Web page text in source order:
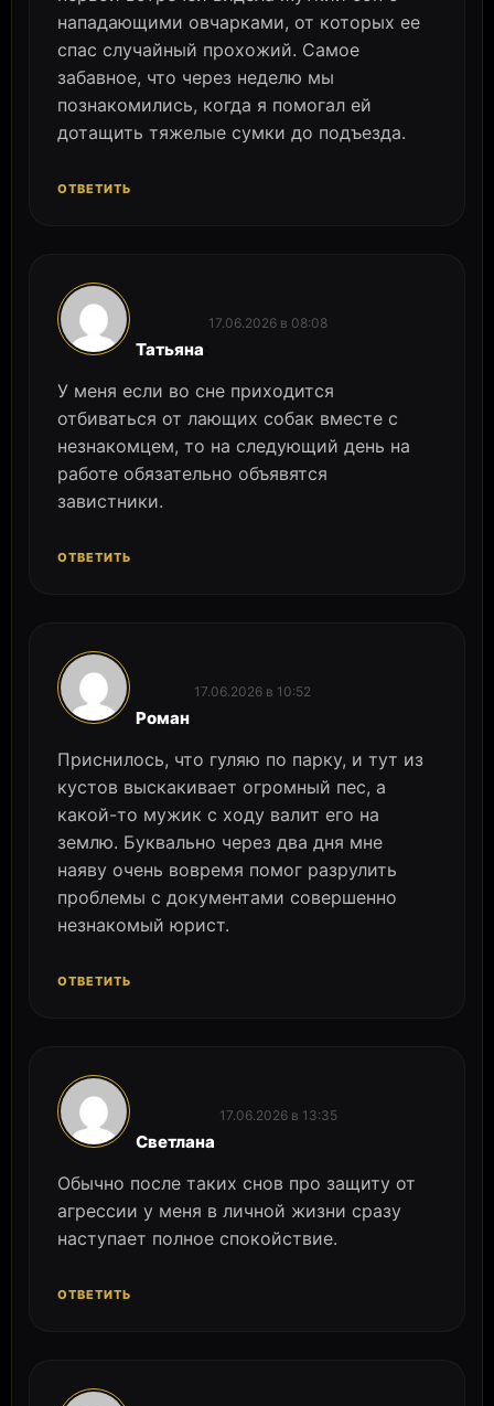
нападающими овчарками, от которых ее
спас случайный прохожий. Самое
забавное, что через неделю мы
познакомились, когда я помогал ей
дотащить тяжелые сумки до подъезда.
ОТВЕТИТЬ
Татьяна
17.06.2026 в 08:08
У меня если во сне приходится
отбиваться от лающих собак вместе с
незнакомцем, то на следующий день на
работе обязательно объявятся
завистники.
ОТВЕТИТЬ
Роман
17.06.2026 в 10:52
Приснилось, что гуляю по парку, и тут из
кустов выскакивает огромный пес, а
какой-то мужик с ходу валит его на
землю. Буквально через два дня мне
наяву очень вовремя помог разрулить
проблемы с документами совершенно
незнакомый юрист.
ОТВЕТИТЬ
Светлана
17.06.2026 в 13:35
Обычно после таких снов про защиту от
агрессии у меня в личной жизни сразу
наступает полное спокойствие.
ОТВЕТИТЬ